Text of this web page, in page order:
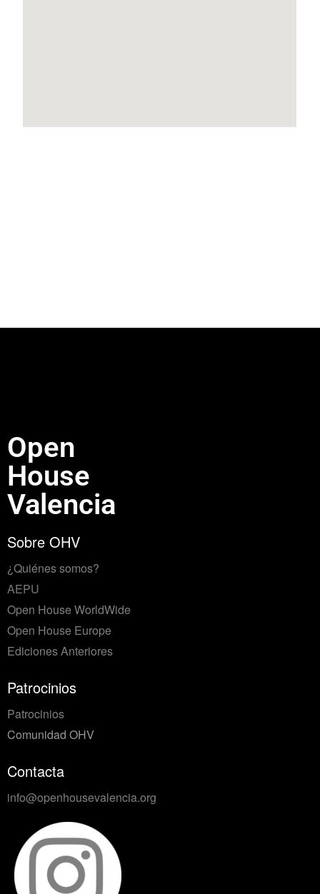
Open
House
Valencia
Sobre OHV
¿Quiénes somos?
AEPU
Open House WorldWide
Open House Europe
Ediciones Anteriores
Patrocinios
Patrocinios
Comunidad OHV
Contacta
info@openhousevalencia.org